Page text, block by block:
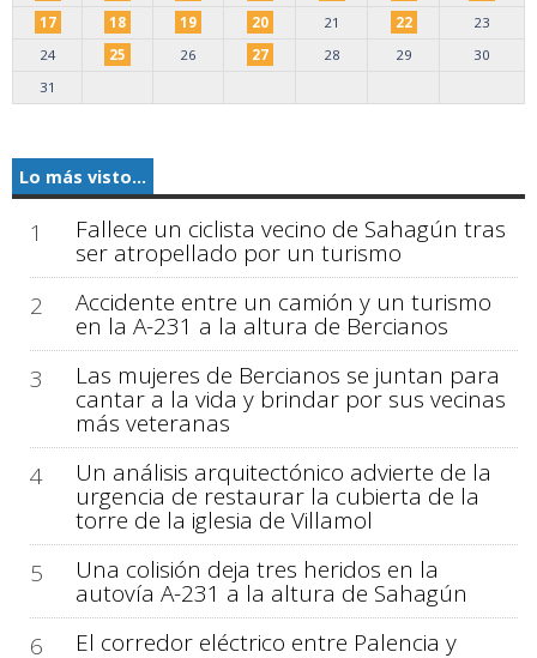
17
18 19 20 21 22
23
24
25 26 27 28 29
30
31
Lo más visto...
1 Fallece un ciclista vecino de Sahagún tras
ser atropellado por un turismo
2
Accidente entre un camión y un turismo
en la A-231 a la altura de Bercianos
3
Las mujeres de Bercianos se juntan para
cantar a la vida y brindar por sus vecinas
más veteranas
4
Un análisis arquitectónico advierte de la
urgencia de restaurar la cubierta de la
torre de la iglesia de Villamol
5
Una colisión deja tres heridos en la
autovía A-231 a la altura de Sahagún
6
El corredor eléctrico entre Palencia y